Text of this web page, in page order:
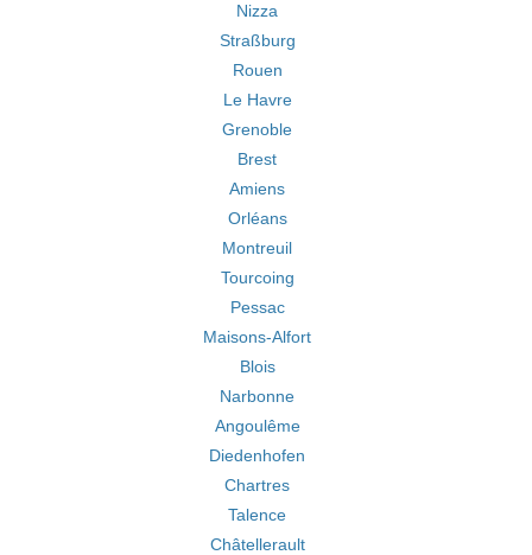
Nizza
Straßburg
Rouen
Le Havre
Grenoble
Brest
Amiens
Orléans
Montreuil
Tourcoing
Pessac
Maisons-Alfort
Blois
Narbonne
Angoulême
Diedenhofen
Chartres
Talence
Châtellerault